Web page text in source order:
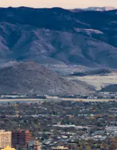
ou en appuyant et en